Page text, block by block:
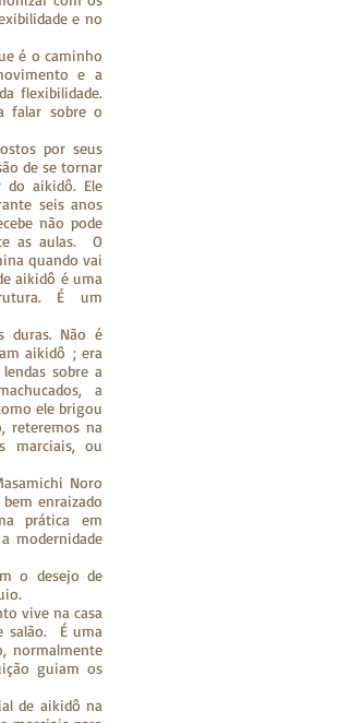
e no
é o caminho
e a
flexibilidade.
falar sobre o
por seus
de se tornar
do aikidô. Ele
seis anos
não pode
as aulas. O
quando vai
aikidô é uma
É um
duras. Não é
aikidô ; era
sobre a
a
ele brigou
reteremos na
marciais, ou
Noro
enraizado
prática em
modernidade
o desejo de
vive na casa
salão. É uma
normalmente
guiam os
de aikidô na